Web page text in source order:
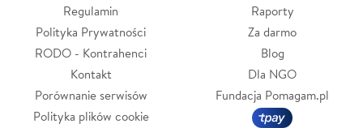
Regulamin
Polityka Prywatności
RODO - Kontrahenci
Kontakt
Porównanie serwisów
Polityka plików cookie
Raporty
Za darmo
Blog
Dla NGO
Fundacja Pomagam.pl